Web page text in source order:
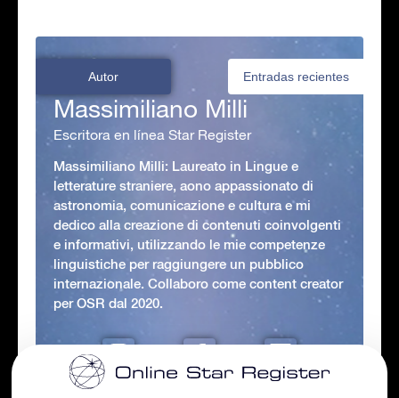
Autor Entradas recientes
Massimiliano Milli
Escritora en línea Star Register
Massimiliano Milli: Laureato in Lingue e
letterature straniere, aono appassionato di
astronomia, comunicazione e cultura e mi
dedico alla creazione di contenuti coinvolgenti
e informativi, utilizzando le mie competenze
linguistiche per raggiungere un pubblico
internazionale. Collaboro come content creator
per OSR dal 2020.